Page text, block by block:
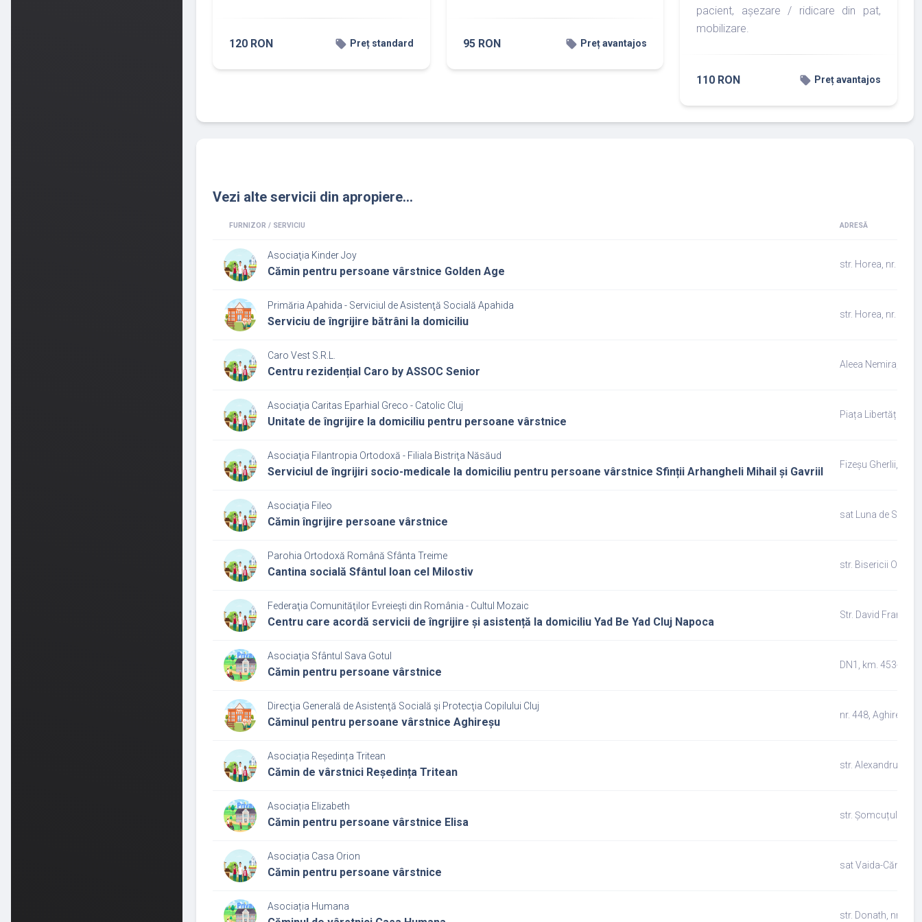
120 RON local_offer Preț standard 95 RON local_offer Preț avantajos
pacient, așezare / ridicare din pat,
mobilizare.
110 RON local_offer Preț avantajos
Vezi alte servicii din apropiere...
FURNIZOR / SERVICIU ADRESĂ
Asociaţia Kinder Joy
Cămin pentru persoane vârstnice Golden Age
str. Horea, nr. 2,
Primăria Apahida - Serviciul de Asistenţă Socială Apahida
Serviciu de îngrijire bătrâni la domiciliu
str. Horea, nr. 18,
Caro Vest S.R.L.
Centru rezidențial Caro by ASSOC Senior
Aleea Nemira, nr.
Asociaţia Caritas Eparhial Greco - Catolic Cluj
Unitate de îngrijire la domiciliu pentru persoane vârstnice
Piața Libertății, nr.
Asociaţia Filantropia Ortodoxă - Filiala Bistriţa Năsăud
Serviciul de îngrijiri socio-medicale la domiciliu pentru persoane vârstnice Sfinții Arhangheli Mihail și Gavriil
Fizeșu Gherlii, str.
Asociaţia Fileo
Cămin îngrijire persoane vârstnice
sat Luna de Sus,
Parohia Ortodoxă Română Sfânta Treime
Cantina socială Sfântul Ioan cel Milostiv
str. Bisericii
Federaţia Comunităţilor Evreieşti din România - Cultul Mozaic
Centru care acordă servicii de îngrijire și asistență la domiciliu Yad Be Yad Cluj Napoca
Str. David
Asociaţia Sfântul Sava Gotul
Cămin pentru persoane vârstnice
DN1, km.
Direcţia Generală de Asistenţă Socială şi Protecţia Copilului Cluj
Căminul pentru persoane vârstnice Aghireșu
nr. 448, Aghireșu,
Asociația Reședința Tritean
Cămin de vârstnici Reședința Tritean
str. Alexandru Ioan
Asociația Elizabeth
Cămin pentru persoane vârstnice Elisa
str. Șomcuțului, nr.
Asociația Casa Orion
Cămin pentru persoane vârstnice
sat Vaida-
Asociația Humana
str. Donath, nr.